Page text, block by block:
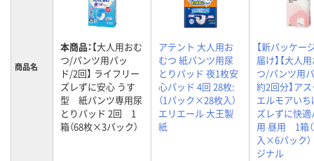
商品名
本商品：【大人用おむ
つ/パンツ用パッ
ド/2回】 ライフリー
ズレずに安心 うす
型 紙パンツ専用尿
とりパッド 2回 1
箱（68枚×3パック）
アテント 大人用お
むつ 紙パンツ用尿
とりパッド 夜1枚安
心パッド 4回 28枚:
（1パック×28枚入）
エリエール 大王製
紙
【新パッケー
届け】【大人
つ/パンツ用
約2回分】ア
エルモアい
ズレずに快
用 昼用 1箱
入×6パック
ジナル